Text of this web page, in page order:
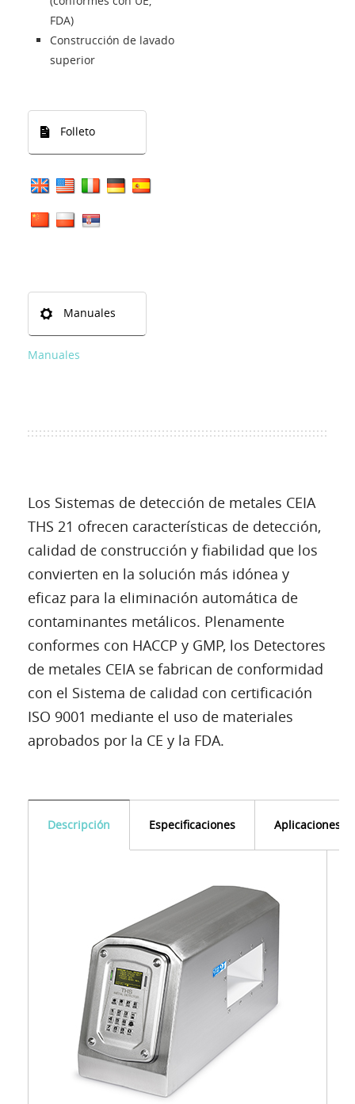
FDA)
Construcción de lavado
superior
Folleto
Manuales
Manuales
Los Sistemas de detección de metales CEIA
THS 21 ofrecen características de detección,
calidad de construcción y fiabilidad que los
convierten en la solución más idónea y
eficaz para la eliminación automática de
contaminantes metálicos. Plenamente
conformes con HACCP y GMP, los Detectores
de metales CEIA se fabrican de conformidad
con el Sistema de calidad con certificación
ISO 9001 mediante el uso de materiales
aprobados por la CE y la FDA.
Descripción Especificaciones Aplicaciones